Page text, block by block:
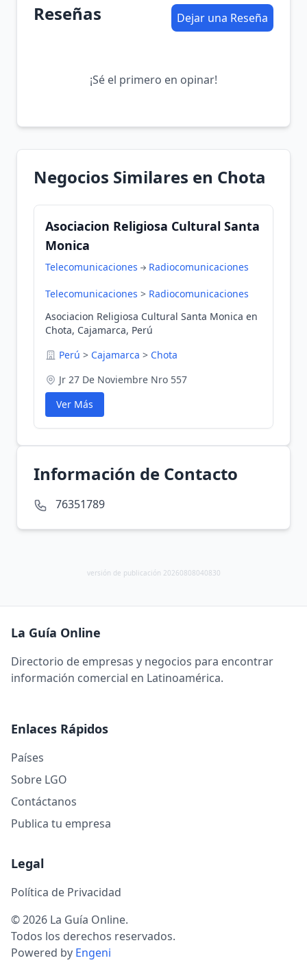
Reseñas Dejar una Reseña
¡Sé el primero en opinar!
Negocios Similares en Chota
Asociacion Religiosa Cultural Santa
Monica
Telecomunicaciones Radiocomunicaciones
Telecomunicaciones > Radiocomunicaciones
Asociacion Religiosa Cultural Santa Monica en
Chota, Cajamarca, Perú
Perú > Cajamarca > Chota
Jr 27 De Noviembre Nro 557
Ver Más
Información de Contacto
76351789
versión de publicación 20260808040830
La Guía Online
Directorio de empresas y negocios para encontrar
información comercial en Latinoamérica.
Enlaces Rápidos
Países
Sobre LGO
Contáctanos
Publica tu empresa
Legal
Política de Privacidad
© 2026 La Guía Online.
Todos los derechos reservados.
Powered by Engeni